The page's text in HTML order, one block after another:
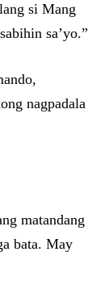
si Mang
sa’yo.”
nagpadala
matandang
bata. May